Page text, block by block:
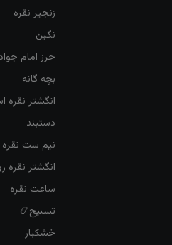
زنجیر نقره
نگین
حرز امام
بچه گانه
انگشتر نقره
دستبند
نیم ست نقره
انگشتر نقره
ساعت نقره
تسبیح📿
خشکبار